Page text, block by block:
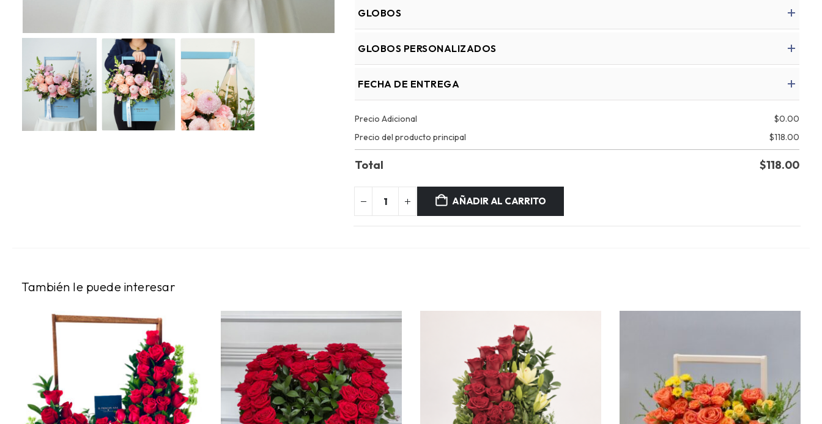
GLOBOS
GLOBOS PERSONALIZADOS
FECHA DE ENTREGA
Precio Adicional $0.00
Precio del producto principal
$118.00
Total $118.00
AÑADIR AL CARRITO
También le puede interesar